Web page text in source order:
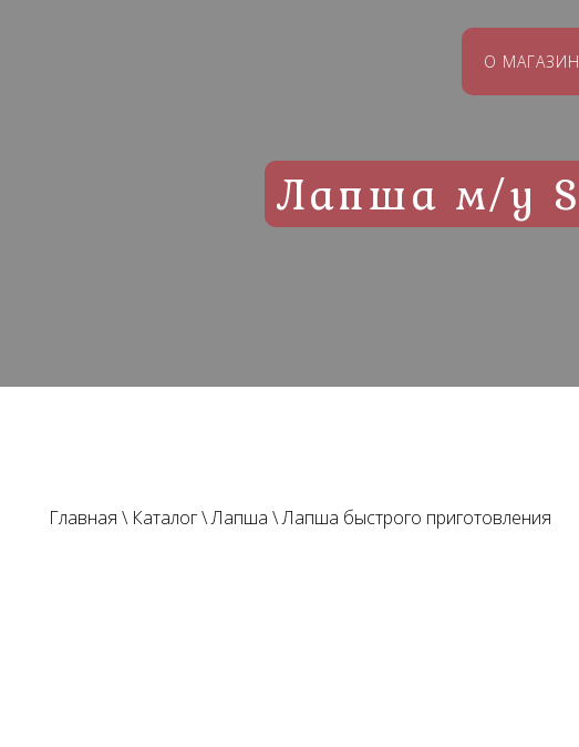
О
Лапша м/у
Главная \ Каталог\Лапша \Лапша быстрого приготовления